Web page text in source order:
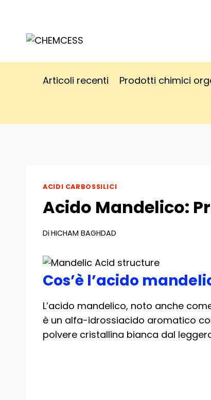
contenuto
Articoli recenti Prodotti chimici
ACIDI CARBOSSILICI
Acido Mandelico:
Di HICHAM BAGHDAD
Cos’è l’acido
L’acido mandelico, noto anche
è un alfa-idrossiacido aromatico
polvere cristallina bianca dal